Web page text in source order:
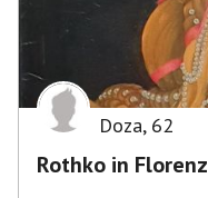
Doza, 62
Rothko in Florenz